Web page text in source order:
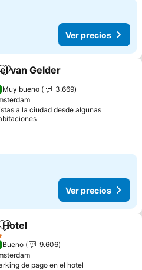
Ver precios
Agregar a favoritos
van Gelder
Muy bueno
3.669
a la ciudad desde algunas
Ver precios
Agregar a favoritos
Hotel
Bueno
9.606
de pago en el hotel